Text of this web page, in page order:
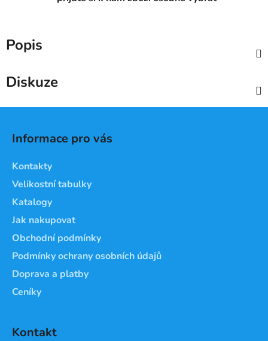
Popis
Diskuze
Informace pro vás
Kontakty
Velikostní tabulky
Katalogy
Jak nakupovat
Obchodní podmínky
Podmínky ochrany osobních údajů
Doprava a platby
Ceníky
Kontakt